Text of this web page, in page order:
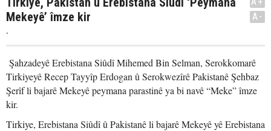
Mekeyê’ îmze kir
.
A-
Şahzadeyê Erebistana Siûdî Mihemed Bin Selman, Serokkomarê
Tirkiyeyê Recep Tayyîp Erdogan û Serokwezîrê Pakistanê Şehbaz
Şerîf li bajarê Mekeyê peymana parastinê ya bi navê “Meke” îmze
kir.
Tirkiye, Erebistana Siûdî û Pakistanê li bajarê Mekeyê yê Erebistana